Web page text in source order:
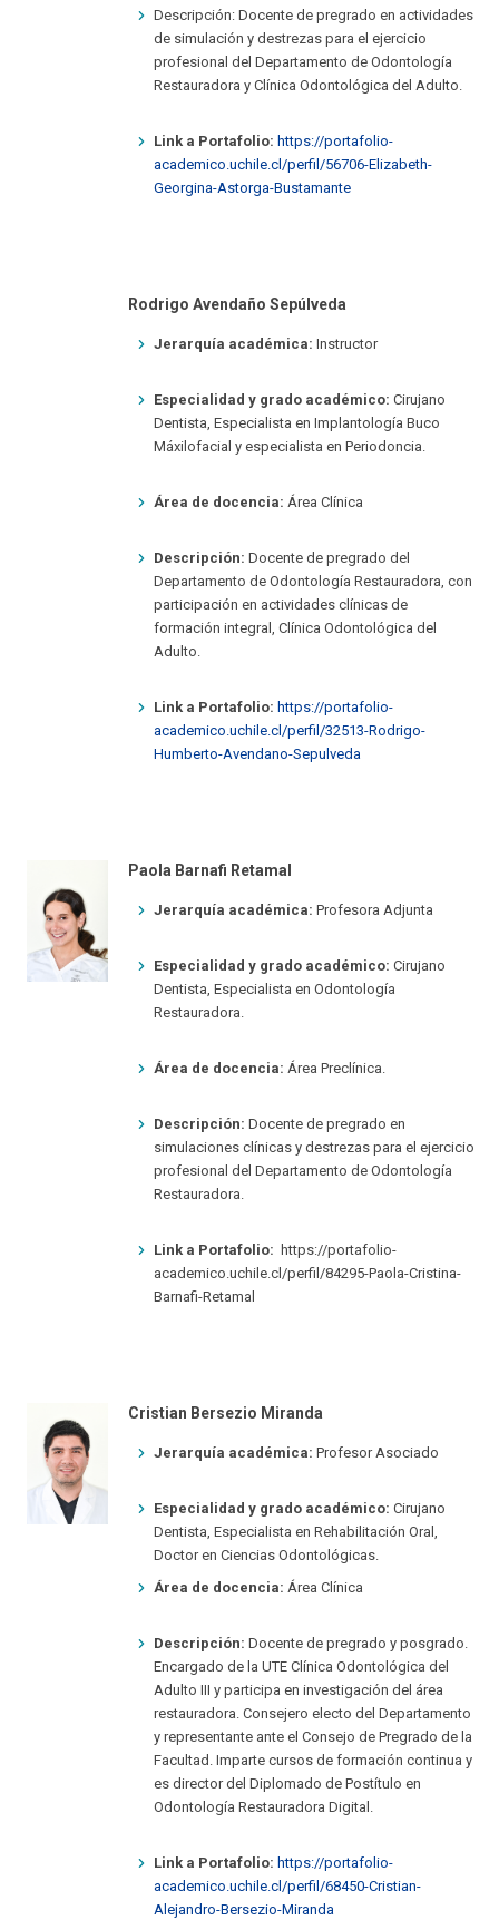
Descripción: Docente de pregrado en actividades
de simulación y destrezas para el ejercicio
profesional del Departamento de Odontología
Restauradora y Clínica Odontológica del Adulto.
Link a Portafolio: https://portafolio-
academico.uchile.cl/perfil/56706-Elizabeth-
Georgina-Astorga-Bustamante
Rodrigo Avendaño Sepúlveda
Jerarquía académica: Instructor
Especialidad y grado académico: Cirujano
Dentista, Especialista en Implantología Buco
Máxilofacial y especialista en Periodoncia.
Área de docencia: Área Clínica
Descripción: Docente de pregrado del
Departamento de Odontología Restauradora, con
participación en actividades clínicas de
formación integral, Clínica Odontológica del
Adulto.
Link a Portafolio: https://portafolio-
academico.uchile.cl/perfil/32513-Rodrigo-
Humberto-Avendano-Sepulveda
Paola Barnafi Retamal
Jerarquía académica: Profesora Adjunta
Especialidad y grado académico: Cirujano
Dentista, Especialista en Odontología
Restauradora.
Área de docencia: Área Preclínica.
Descripción: Docente de pregrado en
simulaciones clínicas y destrezas para el ejercicio
profesional del Departamento de Odontología
Restauradora.
Link a Portafolio: https://portafolio-
academico.uchile.cl/perfil/84295-Paola-Cristina-
Barnafi-Retamal
Cristian Bersezio Miranda
Jerarquía académica: Profesor Asociado
Especialidad y grado académico: Cirujano
Dentista, Especialista en Rehabilitación Oral,
Doctor en Ciencias Odontológicas.
Área de docencia: Área Clínica
Descripción: Docente de pregrado y posgrado.
Encargado de la UTE Clínica Odontológica del
Adulto III y participa en investigación del área
restauradora. Consejero electo del Departamento
y representante ante el Consejo de Pregrado de la
Facultad. Imparte cursos de formación continua y
es director del Diplomado de Postítulo en
Odontología Restauradora Digital.
Link a Portafolio: https://portafolio-
academico.uchile.cl/perfil/68450-Cristian-
Alejandro-Bersezio-Miranda